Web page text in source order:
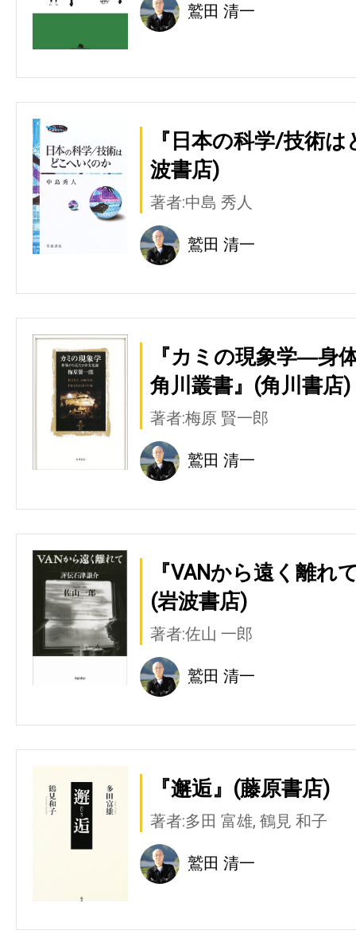
鷲田 清一
『日本の科学/技術
波書店)
著者:中島 秀人
鷲田 清一
『カミの現象学―身
角川叢書』(角川書店)
著者:梅原 賢一郎
鷲田 清一
『VANから遠く離
(岩波書店)
著者:佐山 一郎
鷲田 清一
『邂逅』(藤原書店)
著者:多田 富雄, 鶴見 和子
鷲田 清一